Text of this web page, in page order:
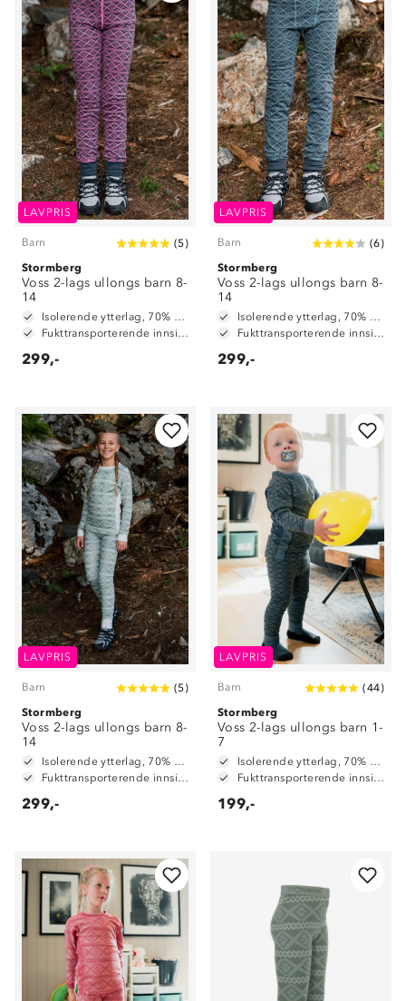
LAVPRIS
Barn (5)
Stormberg
Voss 2-lags ullongs barn 8-
14
Isolerende ytterlag, 70% merinoull / 30% polyester
Fukttransporterende innside, 100% polyester
299,-
LAVPRIS
Barn (6)
Stormberg
Voss 2-lags ullongs barn 8-
14
Isolerende ytterlag, 70% merinoull / 30% polyester
Fukttransporterende innside, 100% polyester
299,-
LAVPRIS
Barn (5)
Stormberg
Voss 2-lags ullongs barn 8-
14
Isolerende ytterlag, 70% merinoull / 30% polyester
Fukttransporterende innside, 100% polyester
299,-
LAVPRIS
Barn (44)
Stormberg
Voss 2-lags ullongs barn 1-
7
Isolerende ytterlag, 70% merinoull / 30% polyester
Fukttransporterende innside, 100% polyester
199,-